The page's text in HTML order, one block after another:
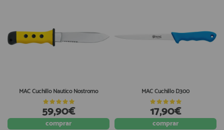
MAC Cuchillo Nautico Nostromo
59,90€
comprar
MAC Cuchillo D300
17,90€
comprar